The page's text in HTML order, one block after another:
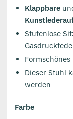
Klappbare
Stufenlose
Formschönes
Dieser Stuhl
werden
Farbe